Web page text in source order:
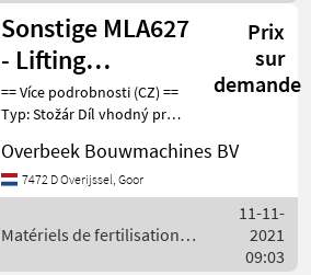
Sonstige MLA627
- Lifting
framework/Schaufelarm/
Prix
sur
demande
== Více podrobnosti (CZ) ==
Typ: Stožár Díl vhodný pro:
konstrukce DPH/marže:
Odpočet DPH pro
podnikatele == Weitere
Overbeek Bouwmachines BV
7472 D Overijssel, Goor
Matériels de fertilisation et
11-11-
2021
09:03